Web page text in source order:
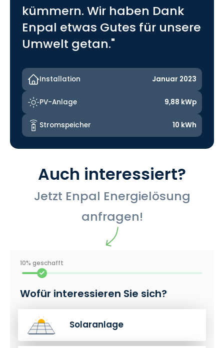
kümmern. Wir haben Dank
Enpal etwas Gutes für unsere
Umwelt getan."
Installation Januar 2023
PV-Anlage 9,88 kWp
Stromspeicher 10 kWh
Auch interessiert?
Jetzt Enpal Energielösung
anfragen!
10% geschafft
Wofür interessieren Sie sich?
Solaranlage